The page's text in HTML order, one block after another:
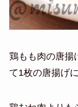
鶏もも肉の唐揚
て1枚の唐揚げ